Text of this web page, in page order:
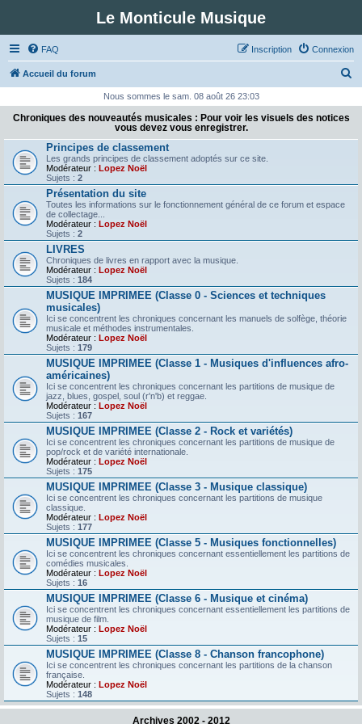
Le Monticule Musique
FAQ Connexion
Inscription
Accueil du forum
c
Nous sommes le sam. 08 août 26 23:03
Chroniques des nouveautés musicales : Pour voir les visuels des notices
vous devez vous enregistrer.
Principes de classement
Les grands principes de classement adoptés sur ce site.
Modérateur : Lopez Noël
Sujets : 2
Présentation du site
Toutes les informations sur le fonctionnement général de ce forum et espace
de collectage...
Modérateur : Lopez Noël
Sujets : 2
LIVRES
Chroniques de livres en rapport avec la musique.
Modérateur : Lopez Noël
Sujets : 184
MUSIQUE IMPRIMEE (Classe 0 - Sciences et techniques
musicales)
Ici se concentrent les chroniques concernant les manuels de solfège, théorie
musicale et méthodes instrumentales.
Modérateur : Lopez Noël
Sujets : 179
MUSIQUE IMPRIMEE (Classe 1 - Musiques d'influences afro-
américaines)
Ici se concentrent les chroniques concernant les partitions de musique de
jazz, blues, gospel, soul (r'n'b) et reggae.
Modérateur : Lopez Noël
Sujets : 167
MUSIQUE IMPRIMEE (Classe 2 - Rock et variétés)
Ici se concentrent les chroniques concernant les partitions de musique de
pop/rock et de variété internationale.
Modérateur : Lopez Noël
Sujets : 175
MUSIQUE IMPRIMEE (Classe 3 - Musique classique)
Ici se concentrent les chroniques concernant les partitions de musique
classique.
Modérateur : Lopez Noël
Sujets : 177
MUSIQUE IMPRIMEE (Classe 5 - Musiques fonctionnelles)
Ici se concentrent les chroniques concernant essentiellement les partitions de
comédies musicales.
Modérateur : Lopez Noël
Sujets : 16
MUSIQUE IMPRIMEE (Classe 6 - Musique et cinéma)
Ici se concentrent les chroniques concernant essentiellement les partitions de
musique de film.
Modérateur : Lopez Noël
Sujets : 15
MUSIQUE IMPRIMEE (Classe 8 - Chanson francophone)
Ici se concentrent les chroniques concernant les partitions de la chanson
française.
Modérateur : Lopez Noël
Sujets : 148
Archives 2002 - 2012